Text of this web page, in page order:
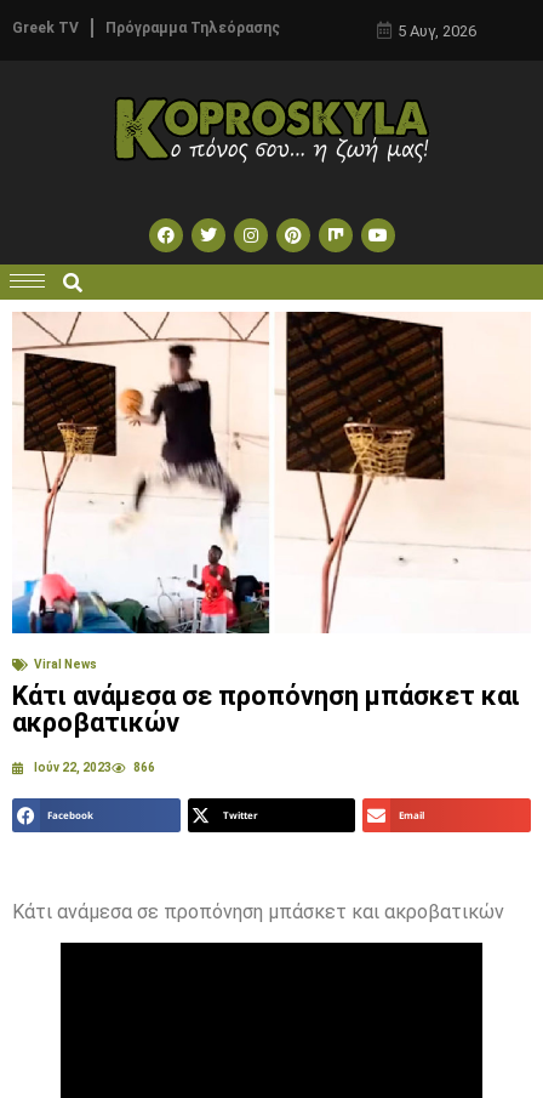
Greek TV Πρόγραμμα Τηλεόρασης 5 Αυγ, 2026
Viral News
Κάτι ανάμεσα σε προπόνηση μπάσκετ και
ακροβατικών
Ιούν 22, 2023 866
Facebook Twitter Email
Κάτι ανάμεσα σε προπόνηση μπάσκετ και ακροβατικών